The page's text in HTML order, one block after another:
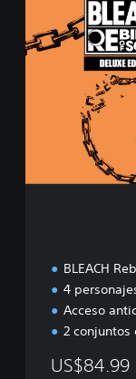
c
i
x
BLEACH
4
Acceso
2
US$84.99